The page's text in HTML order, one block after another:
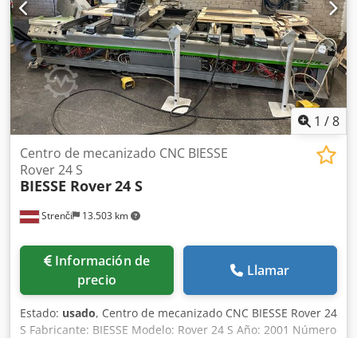
1 /8
Strenči 13.503 km
Centro de mecanizado CNC BIESSE
Rover 24 S
BIESSE Rover24 S
Información de
precio
Llamar
Estado: usado, Centro de mecanizado CNC BIESSE Rover 24
S Fabricante: BIESSE Modelo: Rover 24 S Año: 2001 Número